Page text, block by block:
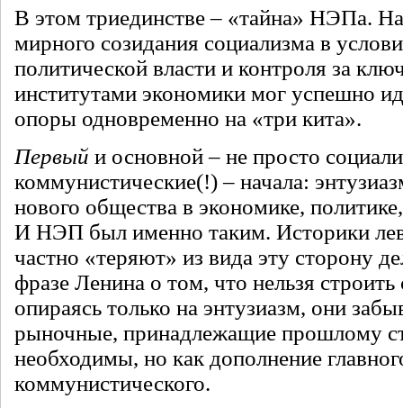
В этом триединстве – «тайна» НЭПа.
мирного созидания социализма в
политической власти и контроля за
институтами экономики мог успешно
опоры одновременно на «три кита».
Первый и основной – не просто
коммунистические(!) – начала:
нового общества в экономике,
И НЭП был именно таким. Историки
частно «теряют» из вида эту сторону
фразе Ленина о том, что нельзя строить
опираясь только на энтузиазм, они
рыночные, принадлежащие прошлому
необходимы, но как дополнение
коммунистического.